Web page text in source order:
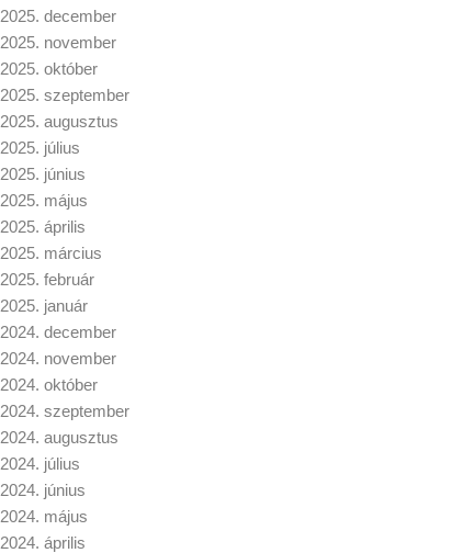
2025. december
2025. november
2025. október
2025. szeptember
2025. augusztus
2025. július
2025. június
2025. május
2025. április
2025. március
2025. február
2025. január
2024. december
2024. november
2024. október
2024. szeptember
2024. augusztus
2024. július
2024. június
2024. május
2024. április